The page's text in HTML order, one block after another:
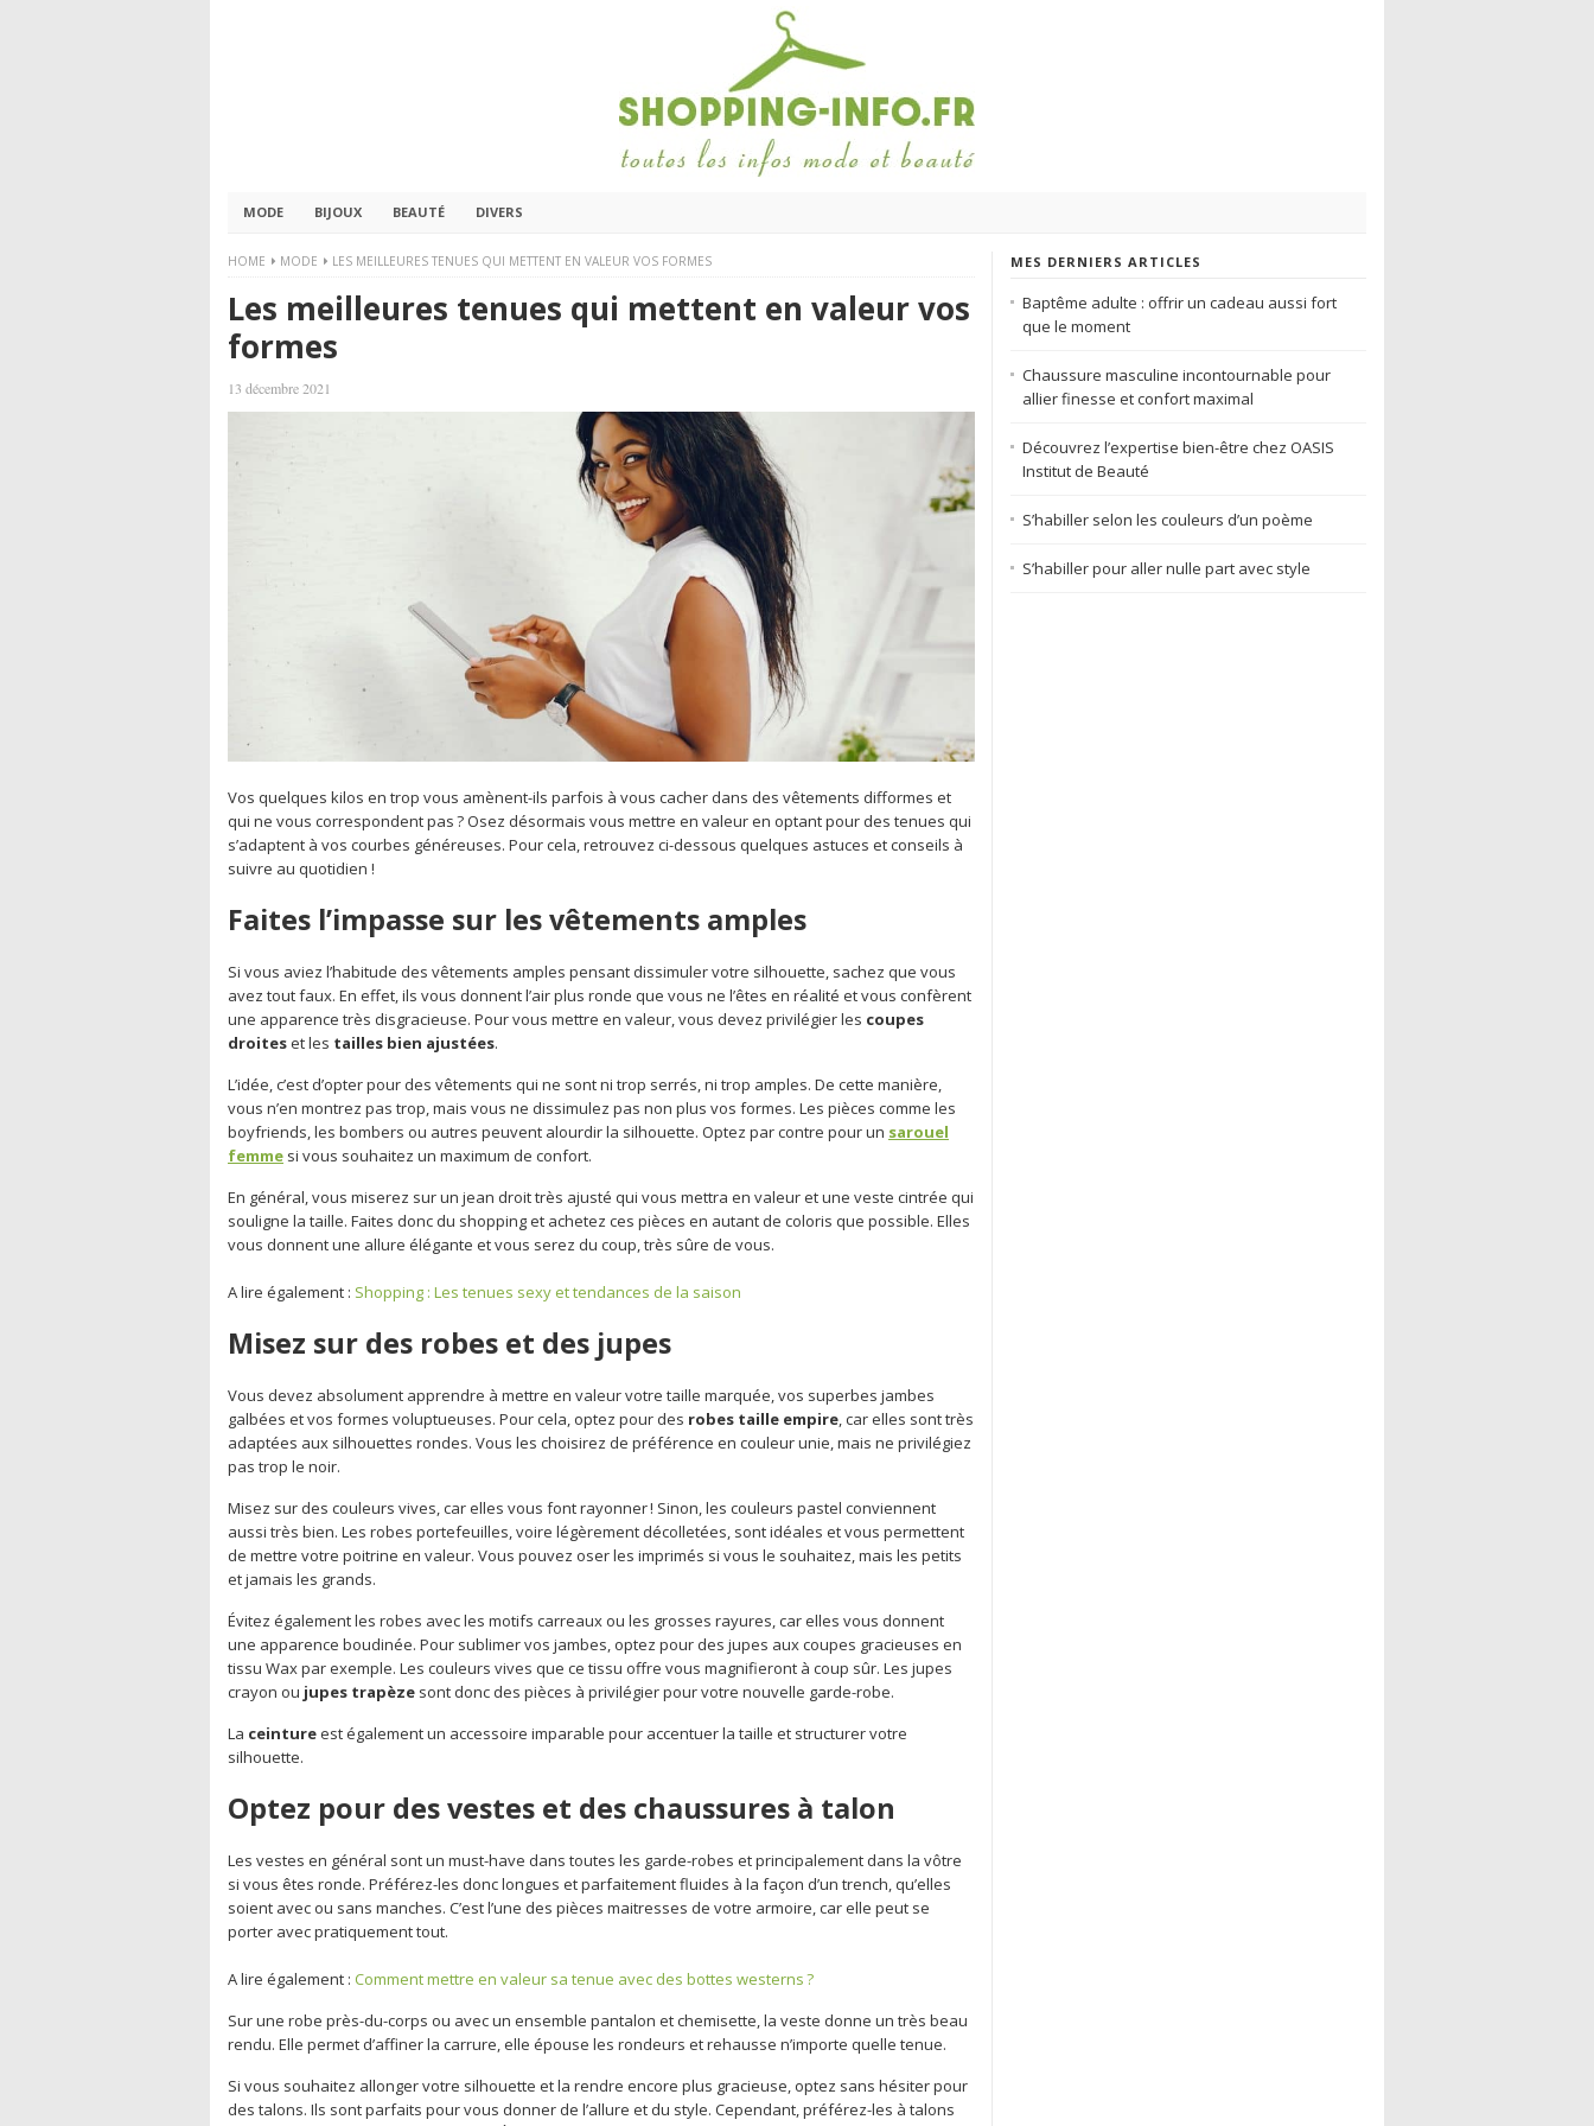
MODE BIJOUX BEAUTÉ DIVERS
HOME MODE LES MEILLEURES TENUES QUI METTENT EN VALEUR VOS FORMES
Les meilleures tenues qui mettent en valeur vos
formes
13 décembre 2021
Vos quelques kilos en trop vous amènent-ils parfois à vous cacher dans des vêtements difformes et
qui ne vous correspondent pas ? Osez désormais vous mettre en valeur en optant pour des tenues qui
s’adaptent à vos courbes généreuses. Pour cela, retrouvez ci-dessous quelques astuces et conseils à
suivre au quotidien !
Faites l’impasse sur les vêtements amples
Si vous aviez l’habitude des vêtements amples pensant dissimuler votre silhouette, sachez que vous
avez tout faux. En effet, ils vous donnent l’air plus ronde que vous ne l’êtes en réalité et vous confèrent
une apparence très disgracieuse. Pour vous mettre en valeur, vous devez privilégier les coupes
droiteset les tailles bien ajustées.
L’idée, c’est d’opter pour des vêtements qui ne sont ni trop serrés, ni trop amples. De cette manière,
vous n’en montrez pas trop, mais vous ne dissimulez pas non plus vos formes. Les pièces comme les
boyfriends, les bombers ou autres peuvent alourdir la silhouette. Optez par contre pour un sarouel
femme si vous souhaitez un maximum de confort.
En général, vous miserez sur un jean droit très ajusté qui vous mettra en valeur et une veste cintrée qui
souligne la taille. Faites donc du shopping et achetez ces pièces en autant de coloris que possible. Elles
vous donnent une allure élégante et vous serez du coup, très sûre de vous.
A lire également : Shopping : Les tenues sexy et tendances de la saison
Misez sur des robes et des jupes
Vous devez absolument apprendre à mettre en valeur votre taille marquée, vos superbes jambes
galbées et vos formes voluptueuses. Pour cela, optez pour des robes taille empire, car elles sont très
adaptées aux silhouettes rondes. Vous les choisirez de préférence en couleur unie, mais ne privilégiez
pas trop le noir.
Misez sur des couleurs vives, car elles vous font rayonner ! Sinon, les couleurs pastel conviennent
aussi très bien. Les robes portefeuilles, voire légèrement décolletées, sont idéales et vous permettent
de mettre votre poitrine en valeur. Vous pouvez oser les imprimés si vous le souhaitez, mais les petits
et jamais les grands.
Évitez également les robes avec les motifs carreaux ou les grosses rayures, car elles vous donnent
une apparence boudinée. Pour sublimer vos jambes, optez pour des jupes aux coupes gracieuses en
tissu Wax par exemple. Les couleurs vives que ce tissu offre vous magnifieront à coup sûr. Les jupes
crayon ou jupes trapèze sont donc des pièces à privilégier pour votre nouvelle garde-robe.
La ceintureest également un accessoire imparable pour accentuer la taille et structurer votre
silhouette.
Optez pour des vestes et des chaussures à talon
Les vestes en général sont un must-have dans toutes les garde-robes et principalement dans la vôtre
si vous êtes ronde. Préférez-les donc longues et parfaitement fluides à la façon d’un trench, qu’elles
soient avec ou sans manches. C’est l’une des pièces maitresses de votre armoire, car elle peut se
porter avec pratiquement tout.
A lire également : Comment mettre en valeur sa tenue avec des bottes westerns ?
Sur une robe près-du-corps ou avec un ensemble pantalon et chemisette, la veste donne un très beau
rendu. Elle permet d’affiner la carrure, elle épouse les rondeurs et rehausse n’importe quelle tenue.
Si vous souhaitez allonger votre silhouette et la rendre encore plus gracieuse, optez sans hésiter pour
des talons. Ils sont parfaits pour vous donner de l’allure et du style. Cependant, préférez-les à talons
MES DERNIERS ARTICLES
Baptême adulte : offrir un cadeau aussi fort
que le moment
Chaussure masculine incontournable pour
allier finesse et confort maximal
Découvrez l’expertise bien-être chez OASIS
Institut de Beauté
S’habiller selon les couleurs d’un poème
S’habiller pour aller nulle part avec style